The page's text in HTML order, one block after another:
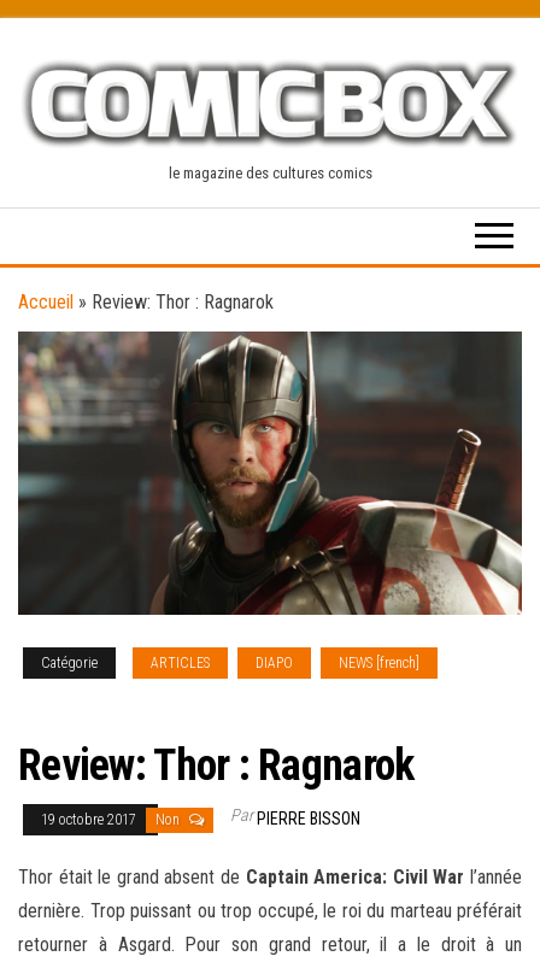
content
le magazine des cultures comics
Accueil » Review: Thor : Ragnarok
Catégorie ARTICLES DIAPO NEWS [french]
Review: Thor : Ragnarok
19 octobre 2017 Non ParPIERRE BISSON
Thor était le grand absent de Captain America: Civil War l’année
dernière. Trop puissant ou trop occupé, le roi du marteau préférait
retourner à Asgard. Pour son grand retour, il a le droit à un